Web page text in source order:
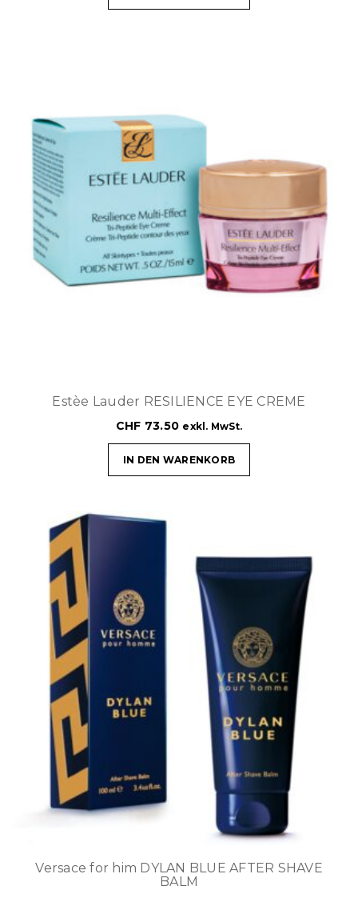
Estèe Lauder RESILIENCE EYE CREME
CHF 73.50 exkl. MwSt.
IN DEN WARENKORB
Versace for him DYLAN BLUE AFTER SHAVE
BALM